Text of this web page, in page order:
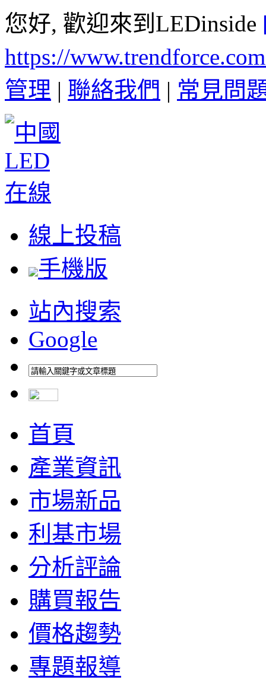
您好, 歡迎來到LEDinside
https://
管理 | 聯絡我們 | 常見問
線上投稿
手機版
站內搜索
Google
首頁
產業資訊
市場新品
利基市場
分析評論
購買報告
價格趨勢
專題報導